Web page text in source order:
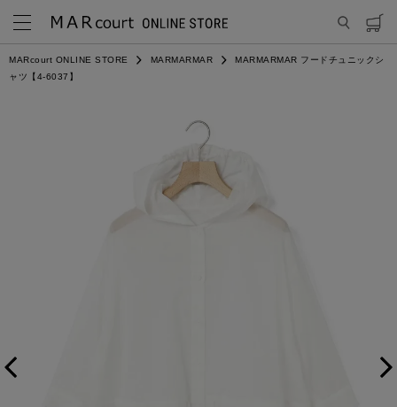
MARcourt ONLINE STORE MARMARMAR
MARMARMAR フードチュニックシ
ャツ【4-6037】